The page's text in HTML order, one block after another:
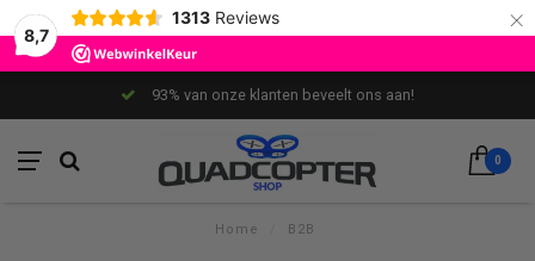
8,7
1313 Reviews ×
93% van onze klanten beveelt ons aan!
0
Home B2B